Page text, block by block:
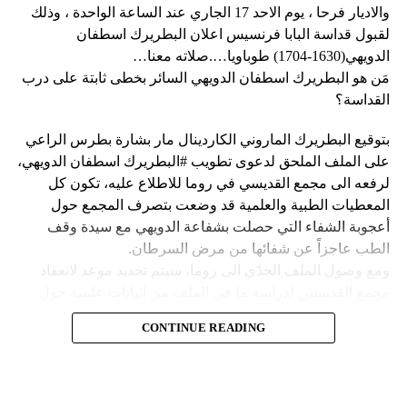
نداء الوطن
وحاولت مجموعة من أفراد العصابات المدججين بالسلاح، يوم
الإثنين، السيطرة على مطار توسان لوفرتور الدولي، الأكبر في
البلاد، وتبادلوا إطلاق النار مع الشرطة والجنود، مما أدى إلى
إلغاء جميع الرحلات الداخلية والدولية.
ألف شخص من منازلهم منذ عطلة نهاية الأسبوع بسبب أعمال
العنف.
وقال رجل من هايتي يدعى نيكولا لوكالة رويترز للأنباء: “أجبرتنا
العصابات المسلحة على ترك منازلنا. دمروا بيوتنا ونحن الآن في
ومنذ أن غادر نيكولا منزله، يعيش الآن في مخيم، ويقول إنه يشعر
كما لو كان مثل حيوان.
والاديار فرحا ، يوم الاحد 17 الجاري عند الساعة الواحدة ، وذلك
لقبول قداسة البابا فرنسيس اعلان البطريرك اسطفان
الدويهي(1630-1704) طوباويا….صلاته معنا…
مَن هو البطريرك اسطفان الدويهي السائر بخطى ثابتة على درب
القداسة؟
بتوقيع البطريرك الماروني الكاردينال مار بشارة بطرس الراعي
على الملف الملحق لدعوى تطويب #البطريرك اسطفان الدويهي،
لرفعه الى مجمع القديسي في روما للاطلاع عليه، تكون كل
المعطيات الطبية والعلمية قد وضعت بتصرف المجمع حول
أعجوبة الشفاء التي حصلت بشفاعة الدويهي مع سيدة وقف
الطب عاجزاً عن شفائها من مرض السرطان.
ومع وصول الملف الجدّي الى روما، سيتم تحديد موعد لانعقاد
الشفاء، على أن يتّخذ القرار بطوباوية البطريرك الدويهي من البابا
فرنسيس في حال سارت كلّ الأمور بالاتجاه الصحيح.
CONTINUE READING